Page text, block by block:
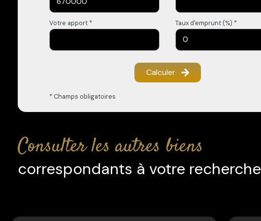
Votre apport * Taux d'emprunt (%) *
Calculer
* Champs obligatoires
consulter les autres biens
correspondants à votre recherche